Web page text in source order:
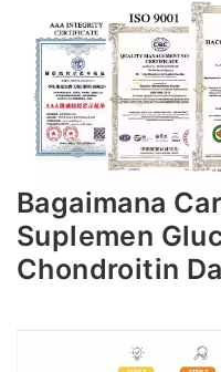
Bagaimana
Suplemen
Chondroitin